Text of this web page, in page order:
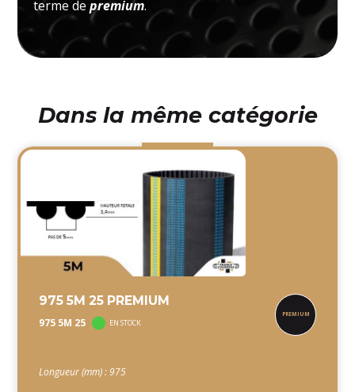
terme depremium.
Dans la même catégorie
975 5M 25 PREMIUM
975 5M 25 EN STOCK
Longueur (mm) : 975